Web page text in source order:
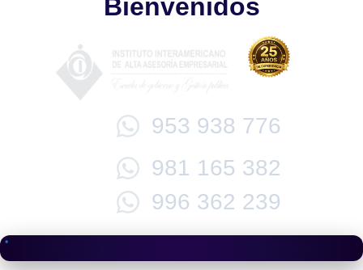
Bienvenidos
953 938 776
981 165 382
996 362 239